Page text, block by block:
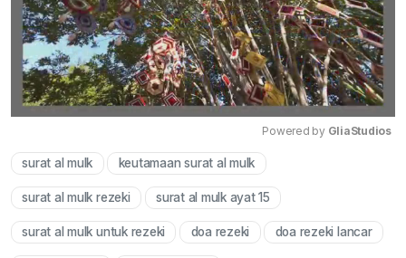
Powered by GliaStudios
surat al mulk keutamaan surat al mulk
surat al mulk rezeki surat al mulk ayat 15
surat al mulk untuk rezeki doa rezeki doa rezeki lancar